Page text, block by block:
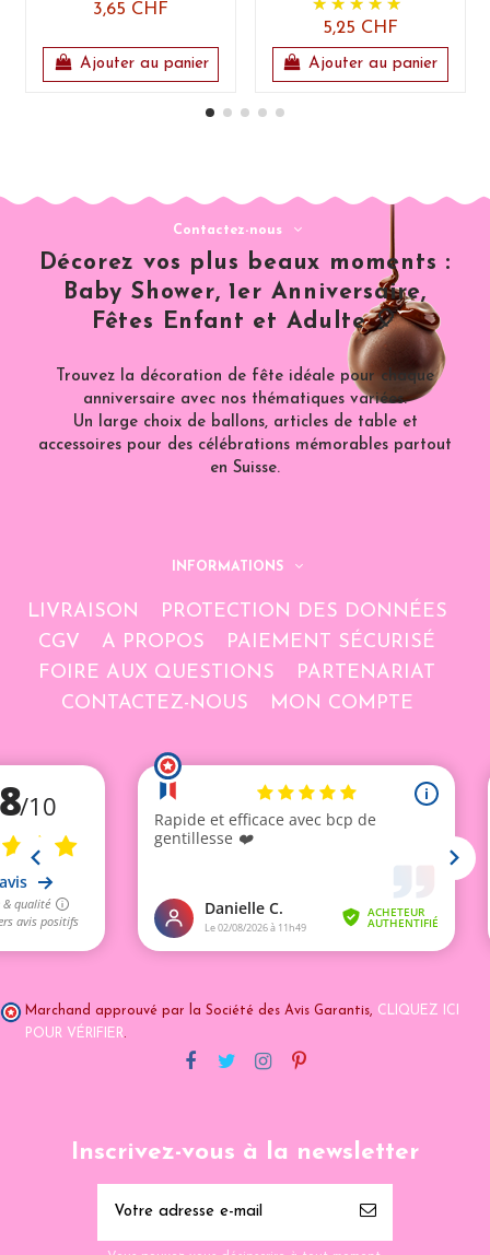
3,65 CHF
Ajouter au panier
5,25 CHF
Ajouter au panier
Contactez-nous
Décorez vos plus beaux moments :
Baby Shower, 1er Anniversaire,
Fêtes Enfant et Adulte 🎈
Trouvez la décoration de fête idéale pour chaque
anniversaire avec nos thématiques variées.
Un large choix de ballons, articles de table et
accessoires pour des célébrations mémorables partout
en Suisse.
INFORMATIONS
LIVRAISON
PROTECTION DES DONNÉES
CGV
A PROPOS
PAIEMENT SÉCURISÉ
FOIRE AUX QUESTIONS
PARTENARIAT
CONTACTEZ-NOUS
MON COMPTE
Marchand approuvé par la Société des Avis Garantis, CLIQUEZ ICI
POUR VÉRIFIER.
Inscrivez-vous à la newsletter